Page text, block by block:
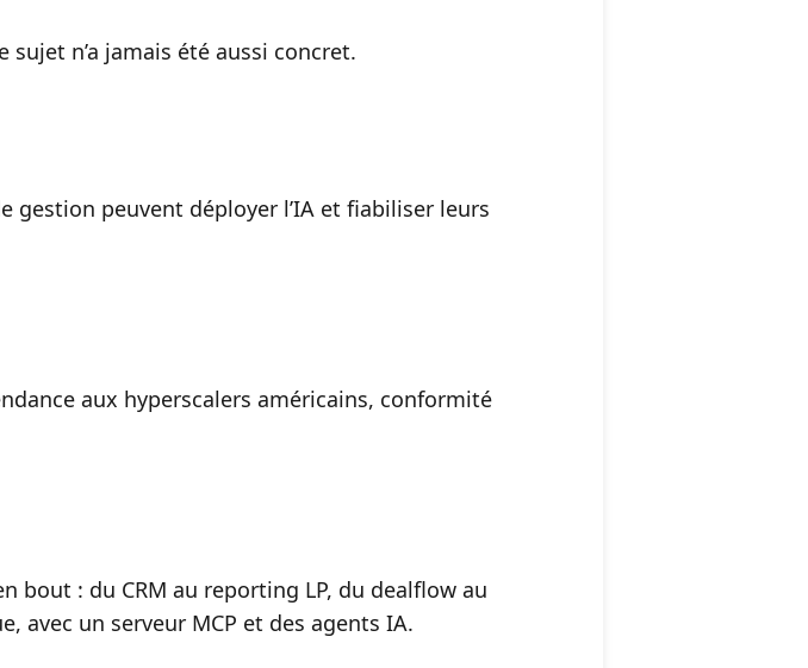
sujet n’a jamais été aussi concret.
peuvent déployer l’IA et fiabiliser leurs
aux hyperscalers américains, conformité
bout : du CRM au reporting LP, du dealflow au
avec un serveur MCP et des agents IA.